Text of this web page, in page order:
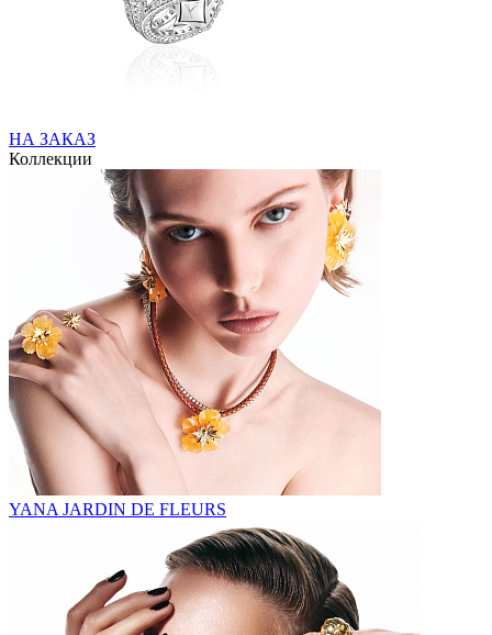
НА ЗАКАЗ
Коллекции
YANA JARDIN DE FLEURS